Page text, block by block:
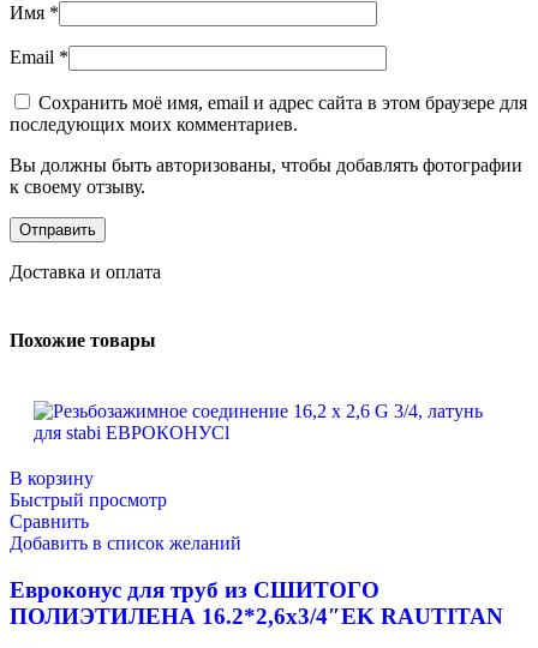
Имя *
Email *
Сохранить моё имя, email и адрес сайта в этом браузере для
последующих моих комментариев.
Вы должны быть авторизованы, чтобы добавлять фотографии
к своему отзыву.
Доставка и оплата
Похожие товары
В корзину
Быстрый просмотр
Сравнить
Добавить в список желаний
Евроконус для труб из СШИТОГО
ПОЛИЭТИЛЕНА 16.2*2,6х3/4″EK RAUTITAN